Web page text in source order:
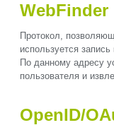
WebFinder
Протокол,
используется
По данному адресу
пользователя и
OpenID/